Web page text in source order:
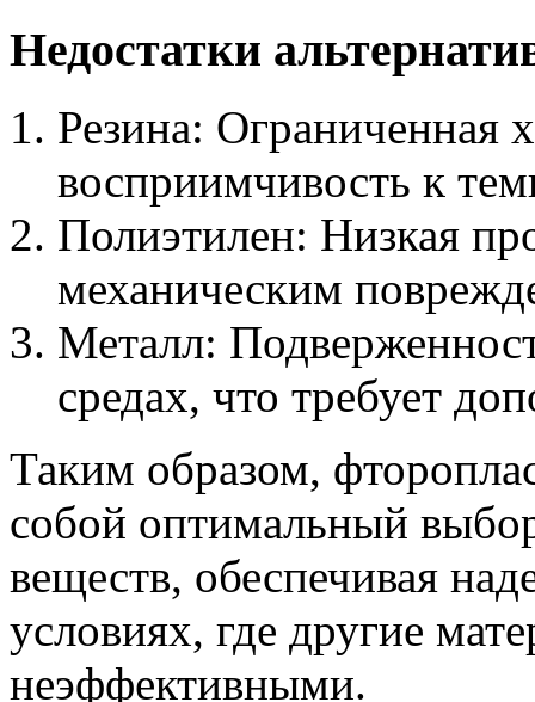
Недостатки
Резина: Ограниченная
восприимчивость к
Полиэтилен: Низкая
механическим
Металл:
средах, что требует
Таким образом,
собой оптимальный
веществ, обеспечивая
условиях, где другие
неэффективными.